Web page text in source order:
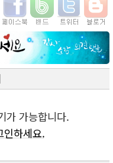
가 가능합니다.
하세요.